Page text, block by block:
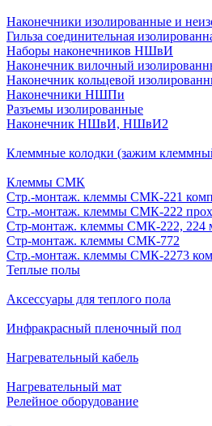
Наконечники изолированные и
Гильза соединительная
Наборы наконечников НШвИ
Наконечник вилочный
Наконечник кольцевой
Наконечники НШПи
Разъемы изолированные
Наконечник НШвИ, НШвИ2
Клеммные колодки (зажим
Клеммы СМК
Стр.-монтаж. клеммы СМК-221
Стр.-монтаж. клеммы СМК-222
Стр-монтаж. клеммы СМК-222, 224
Стр-монтаж. клеммы СМК-772
Стр.-монтаж. клеммы СМК-2273
Теплые полы
Аксессуары для теплого пола
Инфракрасный пленочный пол
Нагревательный кабель
Нагревательный мат
Релейное оборудование